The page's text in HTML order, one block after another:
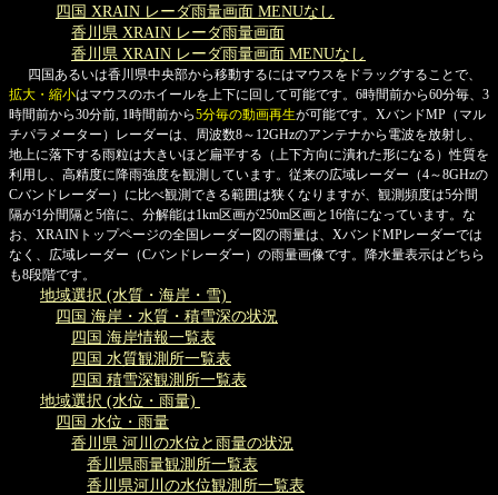
四国 XRAIN レーダ雨量画面 MENUなし
香川県 XRAIN レーダ雨量画面
香川県 XRAIN レーダ雨量画面 MENUなし
四国あるいは香川県中央部から移動するにはマウスをドラッグすることで、
拡大・縮小はマウスのホイールを上下に回して可能です。6時間前から60分毎、3
時間前から30分前, 1時間前から5分毎の動画再生が可能です。XバンドMP（マル
チパラメーター）レーダーは、周波数8～12GHzのアンテナから電波を放射し、
地上に落下する雨粒は大きいほど扁平する（上下方向に潰れた形になる）性質を
利用し、高精度に降雨強度を観測しています。従来の広域レーダー（4～8GHzの
Cバンドレーダー）に比べ観測できる範囲は狭くなりますが、観測頻度は5分間
隔が1分間隔と5倍に、分解能は1km区画が250m区画と16倍になっています。な
お、XRAINトップページの全国レーダー図の雨量は、XバンドMPレーダーでは
なく、広域レーダー（Cバンドレーダー）の雨量画像です。降水量表示はどちら
も8段階です。
地域選択 (水質・海岸・雪)
四国 海岸・水質・積雪深の状況
四国 海岸情報一覧表
四国 水質観測所一覧表
四国 積雪深観測所一覧表
地域選択 (水位・雨量)
四国 水位・雨量
香川県 河川の水位と雨量の状況
香川県雨量観測所一覧表
香川県河川の水位観測所一覧表